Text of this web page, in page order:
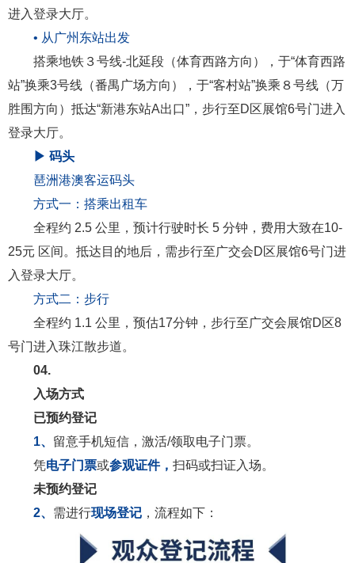
进入登录大厅。
• 从广州东站出发
搭乘地铁３号线-北延段（体育西路方向），于“体育西路
站”换乘3号线（番禺广场方向），于“客村站”换乘８号线（万
胜围方向）抵达“新港东站A出口”，步行至D区展馆6号门进入
登录大厅。
▶ 码头
琶洲港澳客运码头
方式一：搭乘出租车
全程约 2.5 公里，预计行驶时长 5 分钟，费用大致在10-
25元 区间。抵达目的地后，需步行至广交会D区展馆6号门进
入登录大厅。
方式二：步行
全程约 1.1 公里，预估17分钟，步行至广交会展馆D区8
号门进入珠江散步道。
04.
入场方式
已预约登记
1、 留意手机短信，激活/领取电子门票。
凭电子门票或参观证件， 扫码或扫证入场。
未预约登记
2、 需进行现场登记 ，流程如下：